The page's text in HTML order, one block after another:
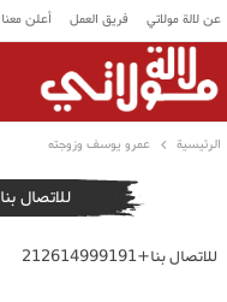
عن لالة مولاتي فريق العمل أعلن معنا
الرئيسية عمرو يوسف وزوجته
للاتصال بنا
للاتصال بنا+212614999191